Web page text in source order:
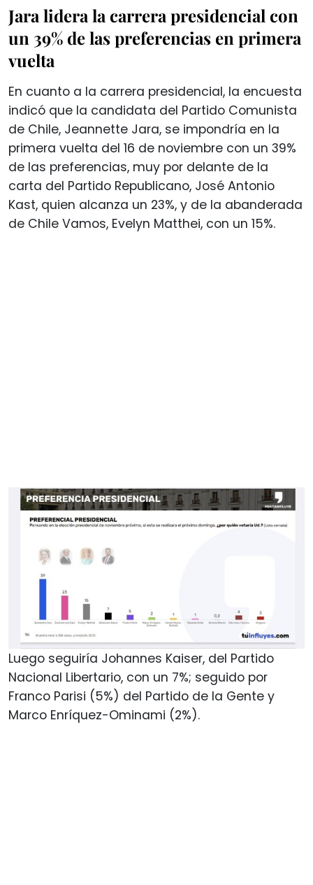
Jara lidera la carrera presidencial con
un 39% de las preferencias en primera
vuelta
En cuanto a la carrera presidencial, la encuesta
indicó que la candidata del Partido Comunista
de Chile, Jeannette Jara, se impondría en la
primera vuelta del 16 de noviembre con un 39%
de las preferencias, muy por delante de la
carta del Partido Republicano, José Antonio
Kast, quien alcanza un 23%, y de la abanderada
de Chile Vamos, Evelyn Matthei, con un 15%.
Luego seguiría Johannes Kaiser, del Partido
Nacional Libertario, con un 7%; seguido por
Franco Parisi (5%) del Partido de la Gente y
Marco Enríquez-Ominami (2%).